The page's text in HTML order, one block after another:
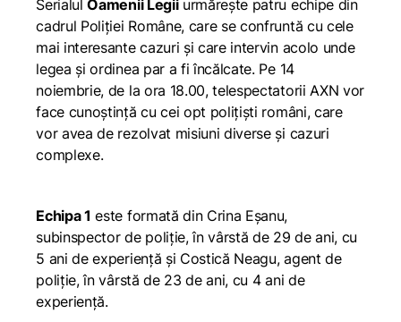
SerialulOamenii Legiiurmărește patru echipe din
cadrul Poliției Române, care se confruntă cu cele
mai interesante cazuri și care intervin acolo unde
legea și ordinea par a fi încălcate. Pe 14
noiembrie, de la ora 18.00, telespectatorii AXN vor
face cunoștință cu cei opt polițiști români, care
vor avea de rezolvat misiuni diverse și cazuri
complexe.
Echipa 1 este formată din Crina Eșanu,
subinspector de poliție, în vârstă de 29 de ani, cu
5 ani de experiență și Costică Neagu, agent de
poliție, în vârstă de 23 de ani, cu 4 ani de
experiență.